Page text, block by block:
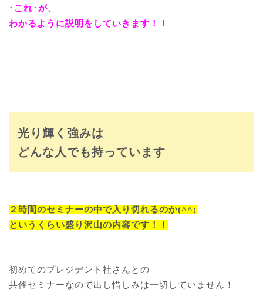
↑これ↑が、
わかるように説明をしていきます！！
光り輝く強みは
どんな人でも持っています
２時間のセミナーの中で入り切れるのか(^^;
というくらい盛り沢山の内容です！！
初めてのプレジデント社さんとの
共催セミナーなので出し惜しみは一切していません！